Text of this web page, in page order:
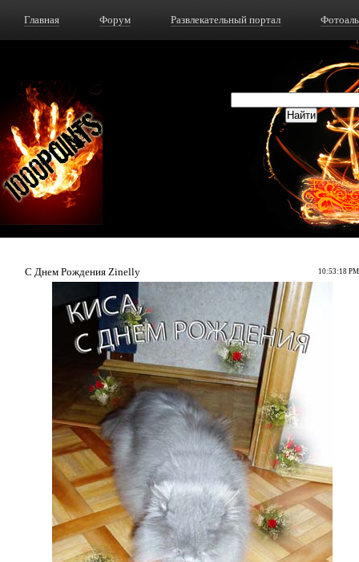
Главная Форум Развлекательный портал
10:53:18 PM
C Днем Рождения Zinelly